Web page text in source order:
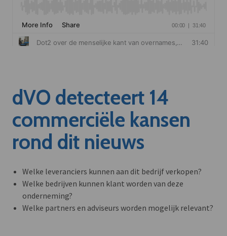
dVO detecteert 14
commerciële kansen
rond dit nieuws
Welke leveranciers kunnen aan dit bedrijf verkopen?
Welke bedrijven kunnen klant worden van deze
onderneming?
Welke partners en adviseurs worden mogelijk relevant?